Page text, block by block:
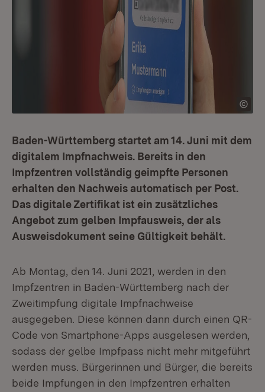
Baden-Württemberg startet am 14. Juni mit dem
digitalem Impfnachweis. Bereits in den
Impfzentren vollständig geimpfte Personen
erhalten den Nachweis automatisch per Post.
Das digitale Zertifikat ist ein zusätzliches
Angebot zum gelben Impfausweis, der als
Ausweisdokument seine Gültigkeit behält.
Ab Montag, den 14. Juni 2021, werden in den
Impfzentren in Baden-Württemberg nach der
Zweitimpfung digitale Impfnachweise
ausgegeben. Diese können dann durch einen QR-
Code von Smartphone-Apps ausgelesen werden,
sodass der gelbe Impfpass nicht mehr mitgeführt
werden muss. Bürgerinnen und Bürger, die bereits
beide Impfungen in den Impfzentren erhalten